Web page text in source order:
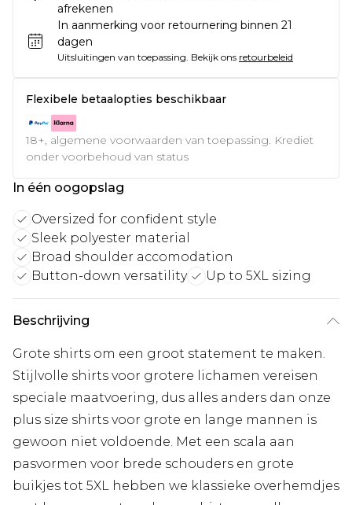
afrekenen
In aanmerking voor retournering binnen 21
dagen
Uitsluitingen van toepassing. Bekijk ons retourbeleid
Flexibele betaalopties beschikbaar
18+, algemene voorwaarden van toepassing. Krediet
onder voorbehoud van status
In één oogopslag
Oversized for confident style
Sleek polyester material
Broad shoulder accomodation
Button-down versatility
Up to 5XL sizing
Beschrijving
Grote shirts om een groot statement te maken.
Stijlvolle shirts voor grotere lichamen vereisen
speciale maatvoering, dus alles anders dan onze
plus size shirts voor grote en lange mannen is
gewoon niet voldoende. Met een scala aan
pasvormen voor brede schouders en grote
buikjes tot 5XL hebben we klassieke overhemdjes